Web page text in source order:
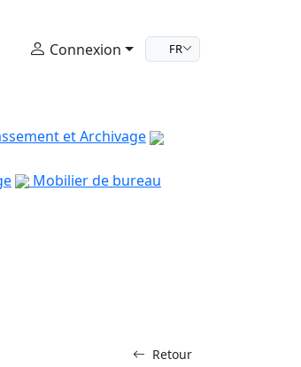
Connexion FR
et Archivage
Mobilier de bureau
Retour